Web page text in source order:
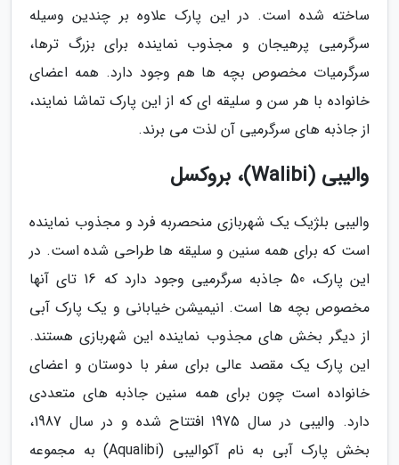
ساخته شده است. در این پارک علاوه بر چندین وسیله
سرگرمیی پرهیجان و مجذوب نماینده برای بزرگ ترها،
سرگرمیات مخصوص بچه ها هم وجود دارد. همه اعضای
خانواده با هر سن و سلیقه ای که از این پارک تماشا نمایند،
از جاذبه های سرگرمیی آن لذت می برند.
والیبی (Walibi)، بروکسل
والیبی بلژیک یک شهربازی منحصربه فرد و مجذوب نماینده
است که برای همه سنین و سلیقه ها طراحی شده است. در
این پارک، 50 جاذبه سرگرمیی وجود دارد که 16 تای آنها
مخصوص بچه ها است. انیمیشن خیابانی و یک پارک آبی
از دیگر بخش های مجذوب نماینده این شهربازی هستند.
این پارک یک مقصد عالی برای سفر با دوستان و اعضای
خانواده است چون برای همه سنین جاذبه های متعددی
دارد. والیبی در سال 1975 افتتاح شده و در سال 1987،
بخش پارک آبی به نام آکوالیبی (Aqualibi) به مجموعه